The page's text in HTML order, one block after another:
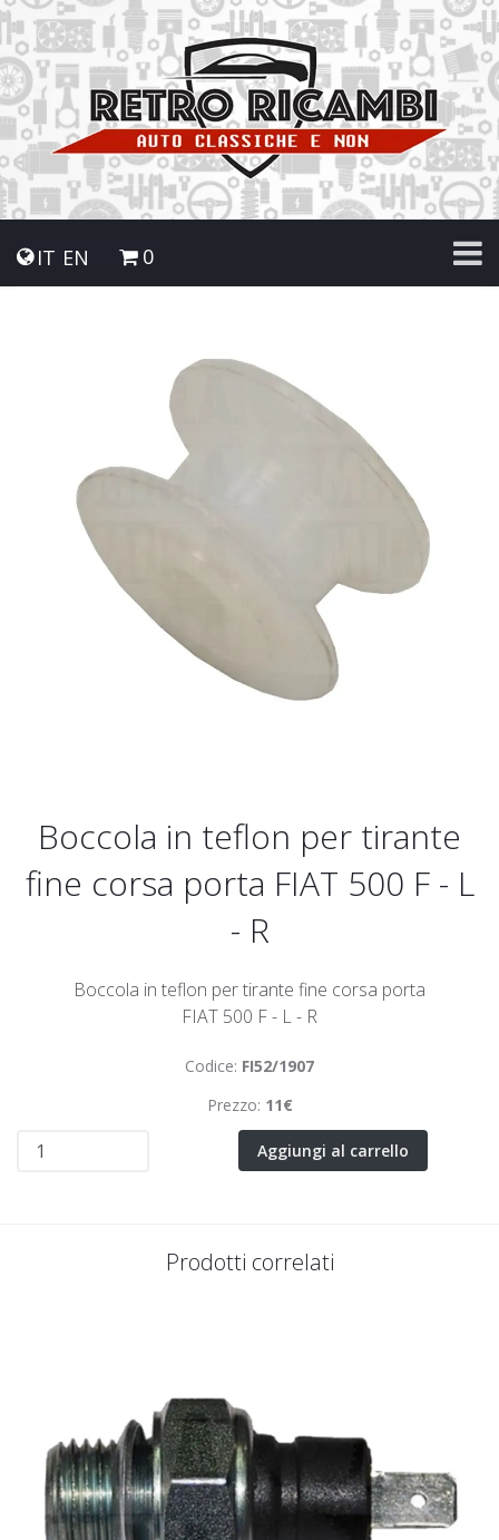
IT EN 0
Boccola in teflon per tirante
fine corsa porta FIAT 500 F - L
- R
Boccola in teflon per tirante fine corsa porta
FIAT 500 F - L - R
Codice: FI52/1907
Prezzo: 11€
Aggiungi al carrello
Prodotti correlati